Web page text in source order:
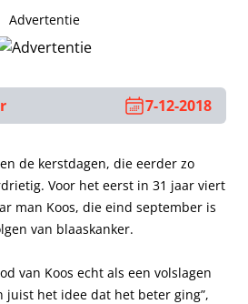
Advertentie
7-12-2018
de kerstdagen, die eerder zo
Voor het eerst in 31 jaar viert
man Koos, die eind september is
van blaaskanker.
van Koos echt als een volslagen
juist het idee dat het beter ging”,